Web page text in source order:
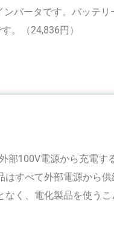
バータです。バッテ
。（24,836円）
部100V電源から充電
はすべて外部電源から
く、電化製品を使う